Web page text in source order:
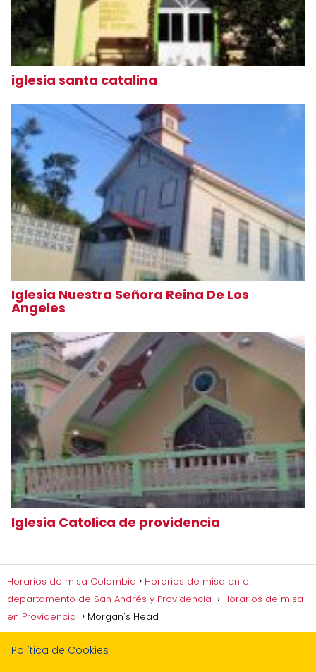
iglesia santa catalina
Iglesia Nuestra Señora Reina De Los
Angeles
Iglesia Catolica de providencia
Horarios de misa Colombia
Horarios de misa en el
departamento de San Andrés y Providencia
Horarios de misa
en Providencia
Morgan's Head
Política de Cookies